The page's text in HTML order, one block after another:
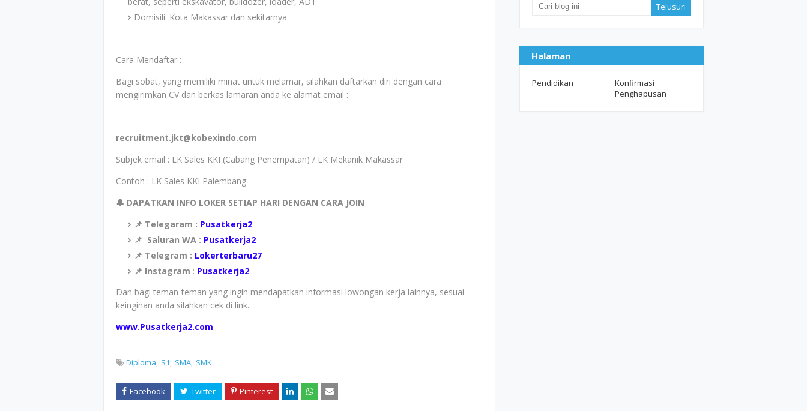
Domisili: Kota Makassar dan sekitarnya
Cara Mendaftar :
Bagi sobat, yang memiliki minat untuk melamar, silahkan daftarkan diri dengan cara
mengirimkan CV dan berkas lamaran anda ke alamat email :
recruitment.jkt@kobexindo.com
Subjek email : LK Sales KKI (Cabang Penempatan) / LK Mekanik Makassar
Contoh : LK Sales KKI Palembang
🔔 DAPATKAN INFO LOKER SETIAP HARI DENGAN CARA JOIN
📌 Telegaram : Pusatkerja2
📌 Saluran WA : Pusatkerja2
📌 Telegram : Lokerterbaru27
📌 Instagram : Pusatkerja2
Dan bagi teman-teman yang ingin mendapatkan informasi lowongan kerja lainnya, sesuai
keinginan anda silahkan cek di link.
www.Pusatkerja2.com
Diploma S1 SMA SMK
Halaman
Pendidikan
Konfirmasi
Penghapusan